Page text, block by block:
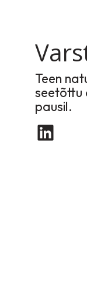
Teen
seetõttu
pausil.